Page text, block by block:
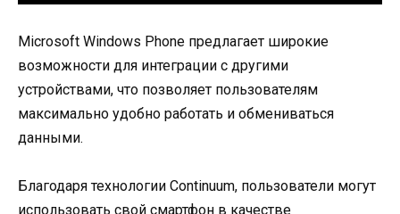
Microsoft Windows Phone предлагает широкие
возможности для интеграции с другими
устройствами, что позволяет пользователям
максимально удобно работать и обмениваться
данными.
Благодаря технологии Continuum, пользователи могут
использовать свой смартфон в качестве